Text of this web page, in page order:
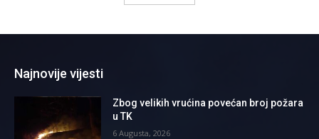
Najnovije vijesti
Zbog velikih vrućina povećan broj požara
u TK
6 Augusta, 2026